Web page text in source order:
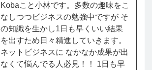
Kobaこと小林です。多数の趣味をこ
なしつつビジネスの勉強中ですが そ
の知識を生かし1日も早くいい結果
を出すため日々精進していきます。
ネットビジネスに なかなか成果が出
なくて悩んでる人必見！！ 1日も早